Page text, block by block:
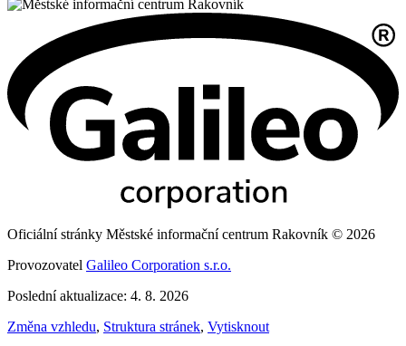
Oficiální stránky Městské informační centrum Rakovník © 2026
Provozovatel Galileo Corporation s.r.o.
Poslední aktualizace: 4. 8. 2026
Změna vzhledu, Struktura stránek, Vytisknout